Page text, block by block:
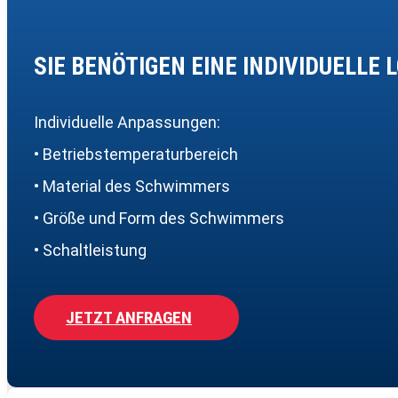
SIE BENÖTIGEN EINE INDIVIDUELLE
Individuelle Anpassungen:
• Betriebstemperaturbereich
• Material des Schwimmers
• Größe und Form des Schwimmers
• Schaltleistung
JETZT ANFRAGEN